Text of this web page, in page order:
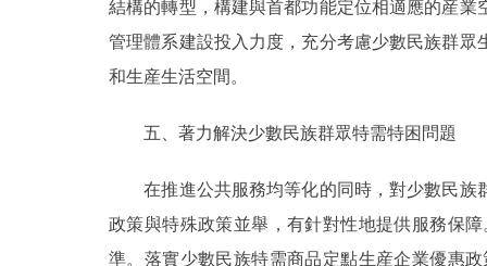
結構的轉型，構建與首都功能定位相適應的産
管理體系建設投入力度，充分考慮少數民族群
和生産生活空間。
五、著力解決少數民族群眾特需特困問題
在推進公共服務均等化的同時，對少數民族
政策與特殊政策並舉，有針對性地提供服務保
準。落實少數民族特需商品定點生産企業優惠